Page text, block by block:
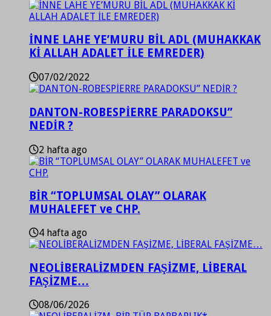
İNNE LAHE YE’MURU BİL ADL (MUHAKKAK
Kİ ALLAH ADALET İLE EMREDER)
07/02/2022
DANTON-ROBESPİERRE PARADOKSU”
NEDİR ?
2 hafta ago
BİR “TOPLUMSAL OLAY” OLARAK
MUHALEFET ve CHP.
4 hafta ago
NEOLİBERALİZMDEN FAŞİZME, LİBERAL
FAŞİZME…
08/06/2026